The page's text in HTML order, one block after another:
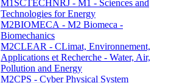
M1SCTECHNRJ - M1 - Sciences and
Technologies for Energy
M2BIOMECA - M2 Biomeca -
Biomechanics
M2CLEAR - CLimat, Environnement,
Applications et Recherche - Water, Air,
Pollution and Energy
M2CPS - Cyber Physical System